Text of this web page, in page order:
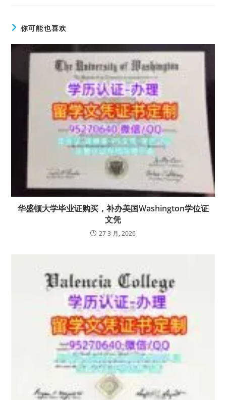
你可能也喜欢
华盛顿大学毕业证购买，补办美国Washington学位证
文凭
27 3 月, 2026